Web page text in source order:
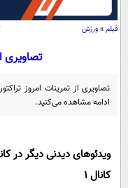
فیلم » ورزش
تصاویری
تصاویری از تمرینات امروز
ادامه مشاهده می‌کنید.
ویدئوهای دیدنی دیگر در
کانال 1